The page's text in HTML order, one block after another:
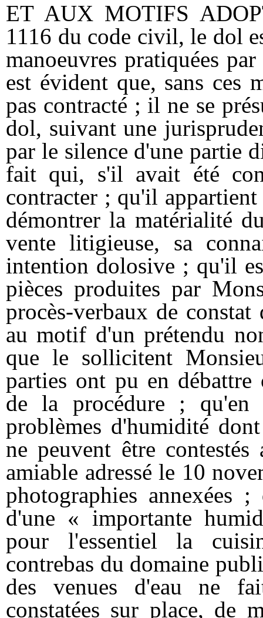
ET AUX MOTIFS
1116 du code civil, le dol
manoeuvres pratiquées
est évident que, sans ces
pas contracté ; il ne se
dol, suivant une
par le silence d'une partie
fait qui, s'il avait été
contracter ; qu'il
démontrer la matérialité
vente litigieuse, sa
intention dolosive ; qu'il
pièces produites par
procès-verbaux de constat
au motif d'un prétendu
que le sollicitent
parties ont pu en débattre
de la procédure ; qu'en
problèmes d'humidité
ne peuvent être
amiable adressé le 10
photographies annexées
d'une « importante
pour l'essentiel la
contrebas du domaine
des venues d'eau ne
constatées sur place, de